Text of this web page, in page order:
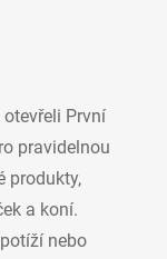
První
pravidelnou
produkty,
a koní.
nebo